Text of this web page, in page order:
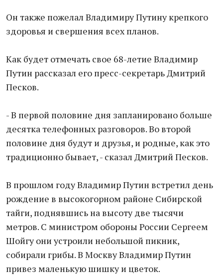
Он также пожелал Владимиру Путину крепкого
здоровья и свершения всех планов.
Как будет отмечать свое 68-летие Владимир
Путин рассказал его пресс-секретарь Дмитрий
Песков.
- В первой половине дня запланировано больше
десятка телефонных разговоров. Во второй
половине дня будут и друзья, и родные, как это
традиционно бывает, - сказал Дмитрий Песков.
В прошлом году Владимир Путин встретил день
рождение в высокогорном районе Сибирской
тайги, поднявшись на высоту две тысячи
метров. С министром обороны России Сергеем
Шойгу они устроили небольшой пикник,
собирали грибы. В Москву Владимир Путин
привез маленькую шишку и цветок.